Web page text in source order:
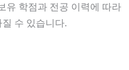
유 학점과 전공 이력에 따라
수 있습니다.